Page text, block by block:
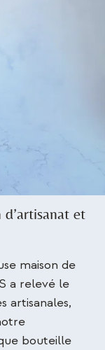
et
maison de
a relevé le
artisanales,
bouteille